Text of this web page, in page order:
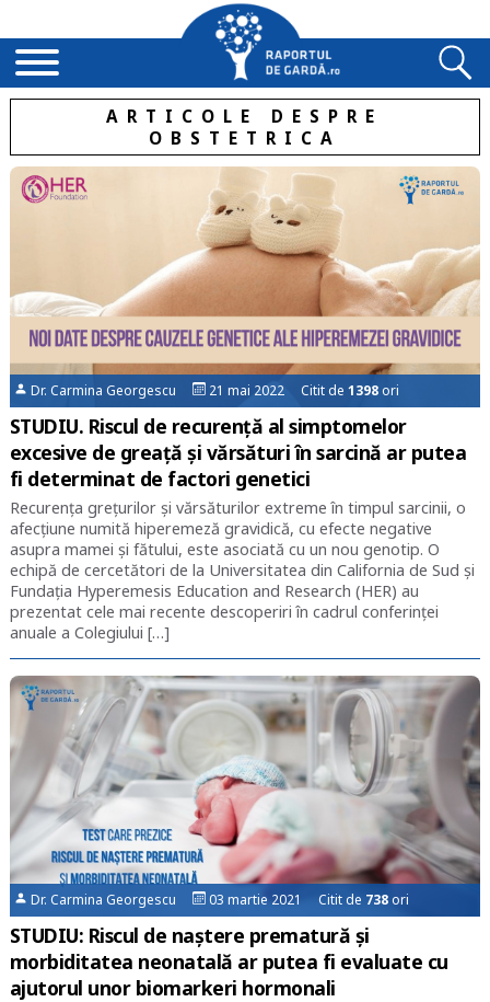
ARTICOLE DESPRE
OBSTETRICA
Dr. Carmina Georgescu 21 mai 2022 Citit de1398 ori
STUDIU. Riscul de recurență al simptomelor
excesive de greață și vărsături în sarcină ar putea
fi determinat de factori genetici
Recurența grețurilor și vărsăturilor extreme în timpul sarcinii, o
afecțiune numită hiperemeză gravidică, cu efecte negative
asupra mamei și fătului, este asociată cu un nou genotip. O
echipă de cercetători de la Universitatea din California de Sud și
Fundația Hyperemesis Education and Research (HER) au
prezentat cele mai recente descoperiri în cadrul conferinței
anuale a Colegiului […]
Dr. Carmina Georgescu 03 martie 2021 Citit de 738ori
STUDIU: Riscul de naștere prematură și
morbiditatea neonatală ar putea fi evaluate cu
ajutorul unor biomarkeri hormonali